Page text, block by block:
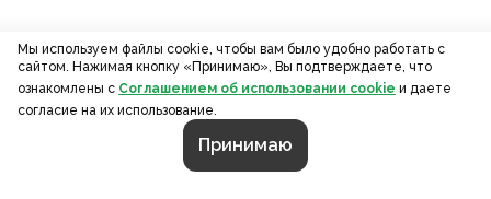
Мы используем файлы cookie, чтобы вам было удобно работать с
сайтом. Нажимая кнопку «Принимаю», Вы подтверждаете, что
ознакомлены с Соглашением об использовании cookie и даете
согласие на их использование.
Принимаю